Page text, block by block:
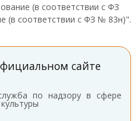
(в соответствии с ФЗ
(в соответствии с ФЗ № 83н)".
сайте
по надзору в сфере